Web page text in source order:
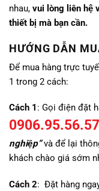
nhau, vui lòng liên hệ
thiết bị mà bạn cần.
HƯỚNG DẪN
Để mua hàng trực
1 trong 2 cách:
Cách 1 : Gọi điện đặt
0906.95.56.57
nghiệp”và để lại
khách chào giá sớm
Cách 2: Đặt hàng